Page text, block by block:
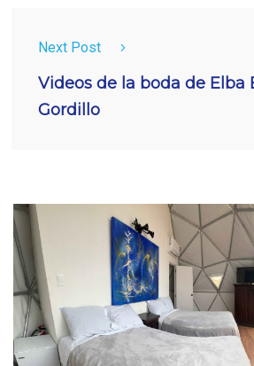
Next Post
Videos de la boda de Elba
Gordillo